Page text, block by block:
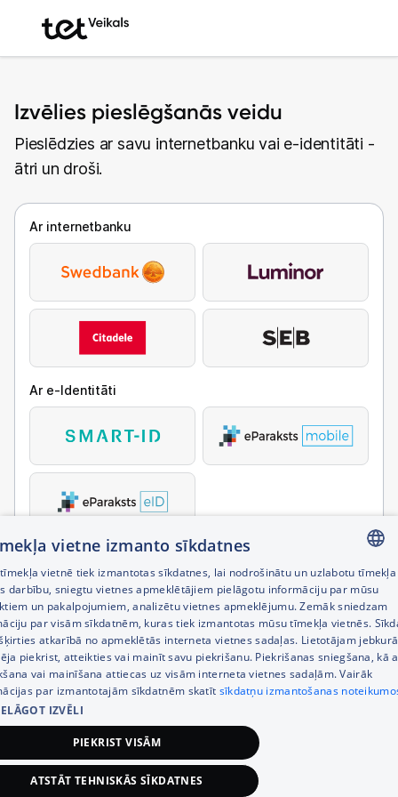
Izvēlies pieslēgšanās veidu
Pieslēdzies ar savu internetbanku vai e-identitāti -
ātri un droši.
Ar internetbanku
Ar e-Identitāti
LATVIAN
RUSSIAN
ENGLISH
vietne izmanto sīkdatnes
vietnē tiek izmantotas sīkdatnes, lai nodrošinātu un uzlabotu tīmekļa
darbību, sniegtu vietnes apmeklētājiem pielāgotu informāciju par mūsu
un pakalpojumiem, analizētu vietnes apmeklējumu. Zemāk sniedzam
par visām sīkdatnēm, kuras tiek izmantotas mūsu tīmekļa vietnēs.
atkarībā no apmeklētās interneta vietnes sadaļas. Lietotājam
piekrist, atteikties vai mainīt savu piekrišanu. Piekrišanas sniegšana, kā
vai mainīšana attiecas uz visām interneta vietnes sadaļām. Vairāk
par izmantotajām sīkdatnēm skatīt sīkdatņu izmantošanas
IZVĒLI
PIEKRIST VISĀM
ATSTĀT TEHNISKĀS SĪKDATNES